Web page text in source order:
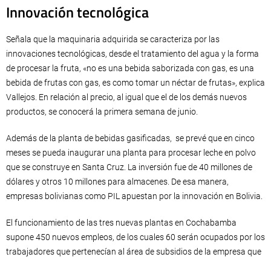
Innovación tecnológica
Señala que la maquinaria adquirida se caracteriza por las
innovaciones tecnológicas, desde el tratamiento del agua y la forma
de procesar la fruta, «no es una bebida saborizada con gas, es una
bebida de frutas con gas, es como tomar un néctar de frutas», explica
Vallejos. En relación al precio, al igual que el de los demás nuevos
productos, se conocerá la primera semana de junio.
Además de la planta de bebidas gasificadas, se prevé que en cinco
meses se pueda inaugurar una planta para procesar leche en polvo
que se construye en Santa Cruz. La inversión fue de 40 millones de
dólares y otros 10 millones para almacenes. De esa manera,
empresas bolivianas como PIL apuestan por la innovación en Bolivia.
El funcionamiento de las tres nuevas plantas en Cochabamba
supone 450 nuevos empleos, de los cuales 60 serán ocupados por los
trabajadores que pertenecían al área de subsidios de la empresa que